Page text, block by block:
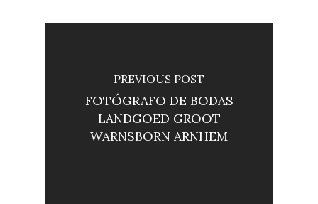
PREVIOUS POST
FOTÓGRAFO DE BODAS
LANDGOED GROOT
WARNSBORN ARNHEM